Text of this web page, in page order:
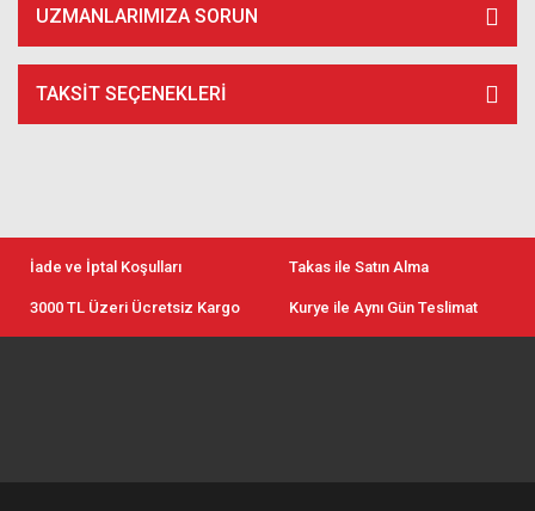
UZMANLARIMIZA SORUN
TAKSIT SEÇENEKLERI
İade ve İptal Koşulları Takas ile Satın Alma
3000 TL Üzeri Ücretsiz Kargo Kurye ile Aynı Gün Teslimat